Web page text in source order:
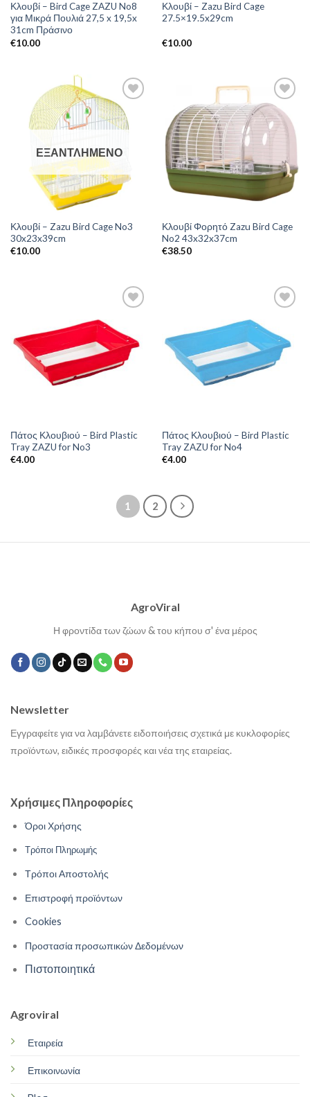
Κλουβί – Bird Cage ZAZU No8
για Μικρά Πουλιά 27,5 x 19,5x
31cm Πράσινο
€10.00
Κλουβί – Zazu Bird Cage
27.5×19.5x29cm
€10.00
ΕΞΑΝΤΛΗΜΈΝΟ
Κλουβί – Zazu Bird Cage No3
30x23x39cm
€10.00
Κλουβί Φορητό Zazu Bird Cage
No2 43x32x37cm
€38.50
Πάτος Κλουβιού – Bird Plastic
Tray ZAZU for No3
€4.00
Πάτος Κλουβιού – Bird Plastic
Tray ZAZU for No4
€4.00
1 2
AgroViral
Η φροντίδα των ζώων & του κήπου σ' ένα μέρος
Χρήσιμες Πληροφορίες
Όροι Χρήσης
Τρόποι Πληρωμής
Τρόποι Αποστολής
Επιστροφή προϊόντων
Cookies
Προστασία προσωπικών Δεδομένων
Πιστοποιητικά
Agroviral
Εταιρεία
Επικοινωνία
Newsletter
Εγγραφείτε για να λαμβάνετε ειδοποιήσεις σχετικά με κυκλοφορίες
προϊόντων, ειδικές προσφορές και νέα της εταιρείας.